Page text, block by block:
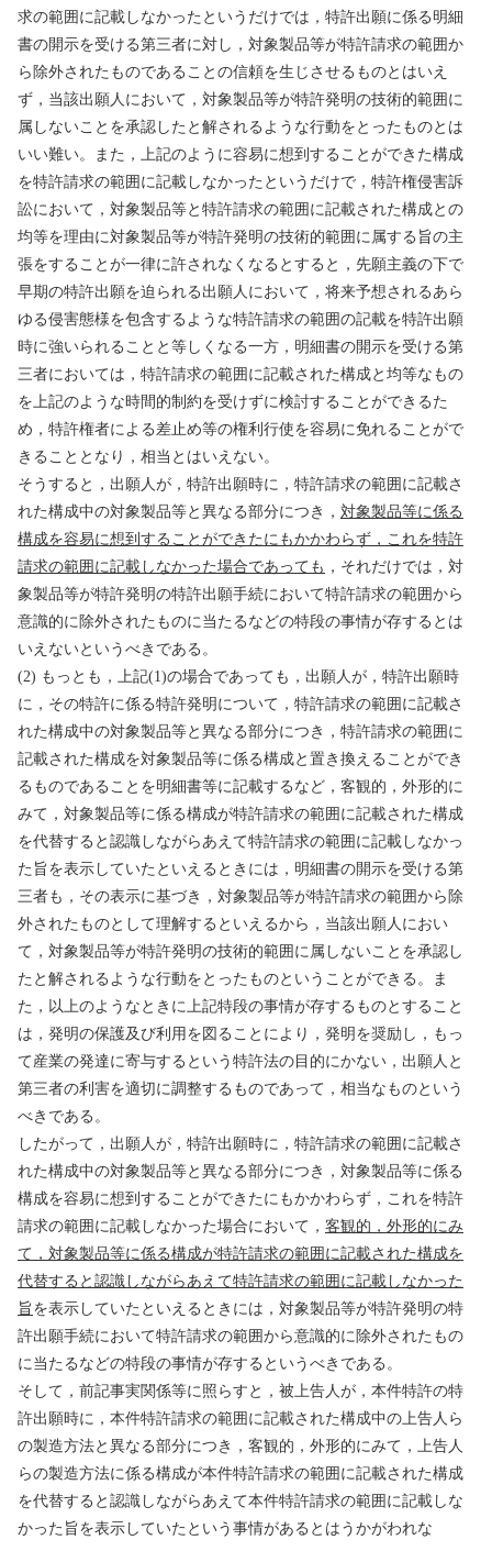
求の範囲に記載しなかったというだけでは，特許出願に係る明細
書の開示を受ける第三者に対し，対象製品等が特許請求の範囲か
ら除外されたものであることの信頼を生じさせるものとはいえ
ず，当該出願人において，対象製品等が特許発明の技術的範囲に
属しないことを承認したと解されるような行動をとったものとは
いい難い。また，上記のように容易に想到することができた構成
を特許請求の範囲に記載しなかったというだけで，特許権侵害訴
訟において，対象製品等と特許請求の範囲に記載された構成との
均等を理由に対象製品等が特許発明の技術的範囲に属する旨の主
張をすることが一律に許されなくなるとすると，先願主義の下で
早期の特許出願を迫られる出願人において，将来予想されるあら
ゆる侵害態様を包含するような特許請求の範囲の記載を特許出願
時に強いられることと等しくなる一方，明細書の開示を受ける第
三者においては，特許請求の範囲に記載された構成と均等なもの
を上記のような時間的制約を受けずに検討することができるた
め，特許権者による差止め等の権利行使を容易に免れることがで
きることとなり，相当とはいえない。
そうすると，出願人が，特許出願時に，特許請求の範囲に記載さ
れた構成中の対象製品等と異なる部分につき， 対象製品等に係る
構成を容易に想到することができたにもかかわらず，これを特許
請求の範囲に記載しなかった場合であっても ，それだけでは，対
象製品等が特許発明の特許出願手続において特許請求の範囲から
意識的に除外されたものに当たるなどの特段の事情が存するとは
いえないというべきである。
(2) もっとも，上記(1)の場合であっても，出願人が，特許出願時
に，その特許に係る特許発明について，特許請求の範囲に記載さ
れた構成中の対象製品等と異なる部分につき，特許請求の範囲に
記載された構成を対象製品等に係る構成と置き換えることができ
るものであることを明細書等に記載するなど，客観的，外形的に
みて，対象製品等に係る構成が特許請求の範囲に記載された構成
を代替すると認識しながらあえて特許請求の範囲に記載しなかっ
た旨を表示していたといえるときには，明細書の開示を受ける第
三者も，その表示に基づき，対象製品等が特許請求の範囲から除
外されたものとして理解するといえるから，当該出願人におい
て，対象製品等が特許発明の技術的範囲に属しないことを承認し
たと解されるような行動をとったものということができる。ま
た，以上のようなときに上記特段の事情が存するものとすること
は，発明の保護及び利用を図ることにより，発明を奨励し，もっ
て産業の発達に寄与するという特許法の目的にかない，出願人と
第三者の利害を適切に調整するものであって，相当なものという
べきである。
したがって，出願人が，特許出願時に，特許請求の範囲に記載さ
れた構成中の対象製品等と異なる部分につき，対象製品等に係る
構成を容易に想到することができたにもかかわらず，これを特許
請求の範囲に記載しなかった場合において， 客観的，外形的にみ
て，対象製品等に係る構成が特許請求の範囲に記載された構成を
代替すると認識しながらあえて特許請求の範囲に記載しなかった
旨 を表示していたといえるときには，対象製品等が特許発明の特
許出願手続において特許請求の範囲から意識的に除外されたもの
に当たるなどの特段の事情が存するというべきである。
そして，前記事実関係等に照らすと，被上告人が，本件特許の特
許出願時に，本件特許請求の範囲に記載された構成中の上告人ら
の製造方法と異なる部分につき，客観的，外形的にみて，上告人
らの製造方法に係る構成が本件特許請求の範囲に記載された構成
を代替すると認識しながらあえて本件特許請求の範囲に記載しな
かった旨を表示していたという事情があるとはうかがわれな